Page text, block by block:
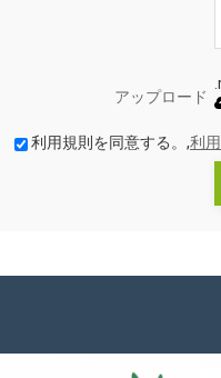
アップロード
利用規則を同意する。,利